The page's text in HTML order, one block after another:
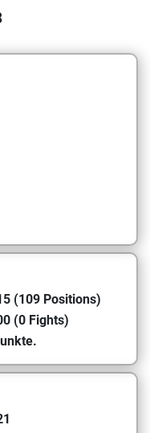
(109 Positions)
(0 Fights)